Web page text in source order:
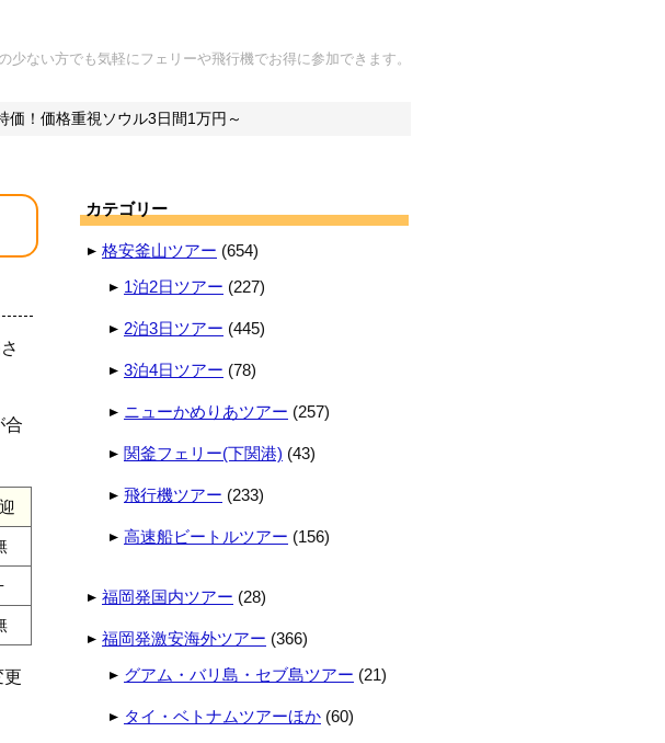
ない方でも気軽にフェリーや飛行機でお得に参加できます。
価！価格重視ソウル3日間1万円～
合
更
カテゴリー
格安釜山ツアー (654)
1泊2日ツアー (227)
2泊3日ツアー (445)
3泊4日ツアー (78)
ニューかめりあツアー (257)
関釜フェリー(下関港) (43)
飛行機ツアー (233)
高速船ビートルツアー (156)
福岡発国内ツアー (28)
福岡発激安海外ツアー (366)
グアム・バリ島・セブ島ツアー (21)
タイ・ベトナムツアーほか (60)